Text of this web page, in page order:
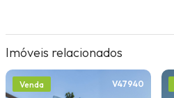
Imóveis relacionados
Venda V47940